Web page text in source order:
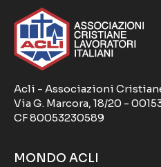
Acli - Associazioni
Via G. Marcora, 18/20 -
CF 80053230589
MONDO ACLI